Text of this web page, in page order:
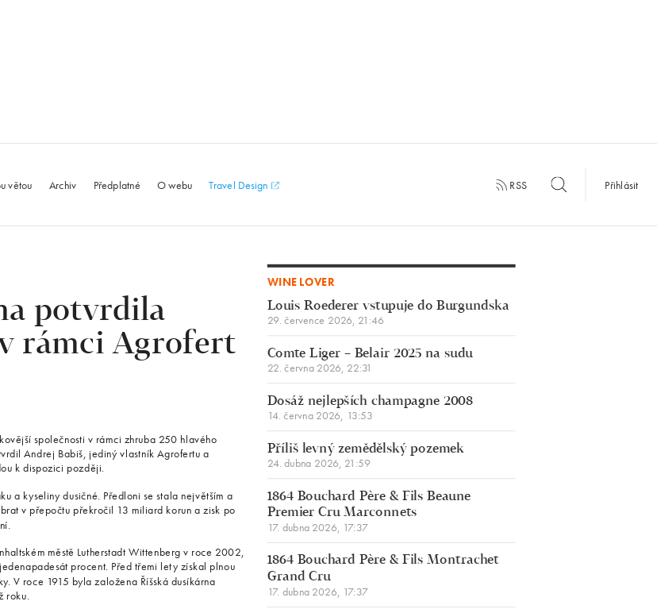
větou Archiv Předplatné O webu Travel Design RSS Přihlásit
potvrdila
rámci Agrofert
společnosti v rámci zhruba 250 hlavého
Andrej Babiš, jediný vlastník Agrofertu a
k dispozici později.
a kyseliny dusičné. Předloni se stala největším a
v přepočtu překročil 13 miliard korun a zisk po
městě Lutherstadt Wittenberg v roce 2002,
procent. Před třemi lety získal plnou
V roce 1915 byla založena Říšská dusíkárna
roku.
WINE LOVER
Louis Roederer vstupuje do Burgundska
29. července 2026, 21:46
Comte Liger – Belair 2025 na sudu
22. června 2026, 22:31
Dosáž nejlepších champagne 2008
14. června 2026, 13:53
Příliš levný zemědělský pozemek
24. dubna 2026, 21:59
1864 Bouchard Père & Fils Beaune
Premier Cru Marconnets
17. dubna 2026, 17:37
1864 Bouchard Père & Fils Montrachet
Grand Cru
17. dubna 2026, 17:37